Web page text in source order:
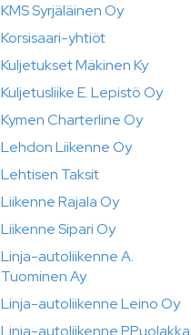
KMS Syrjäläinen Oy
Korsisaari-yhtiöt
Kuljetukset Mäkinen Ky
Kuljetusliike E. Lepistö Oy
Kymen Charterline Oy
Lehdon Liikenne Oy
Lehtisen Taksit
Liikenne Rajala Oy
Liikenne Sipari Oy
Linja-autoliikenne A.
Tuominen Ay
Linja-autoliikenne Leino Oy
Linja-autoliikenne P.Puolakka